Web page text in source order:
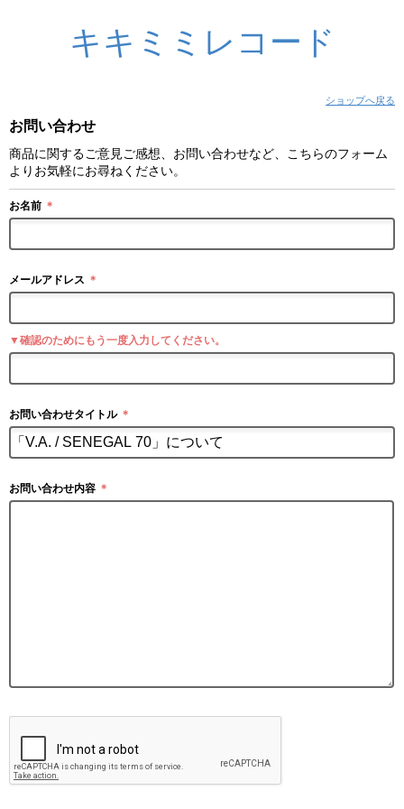
キキミミレコード
ショップへ戻る
お問い合わせ
商品に関するご意見ご感想、お問い合わせなど、こちらのフォーム
よりお気軽にお尋ねください。
お名前 ＊
メールアドレス ＊
▼確認のためにもう一度入力してください。
お問い合わせタイトル ＊
お問い合わせ内容 ＊